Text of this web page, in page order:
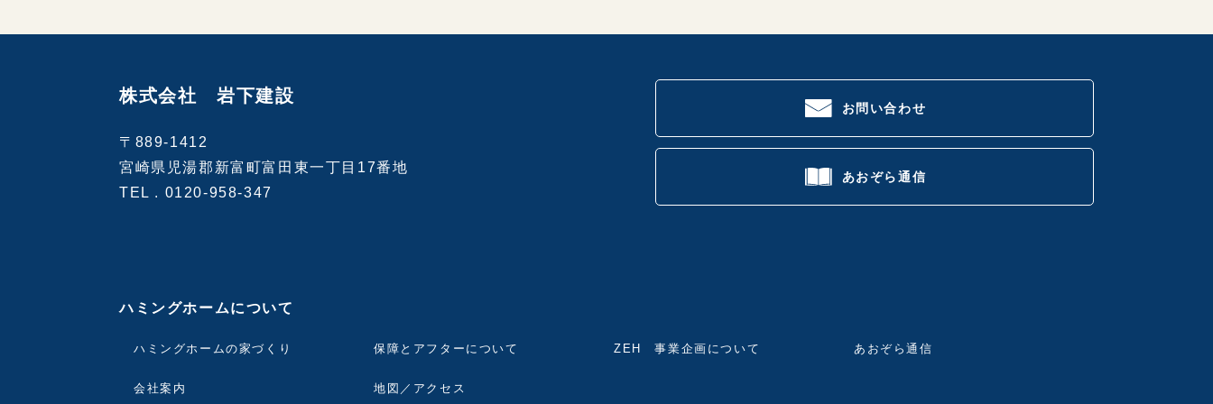
株式会社 岩下建設
〒889-1412
宮崎県児湯郡新富町富田東一丁目17番地
TEL . 0120-958-347
お問い合わせ
あおぞら通信
ハミングホームについて
ハミングホームの家づくり 保障とアフターについて ZEH 事業企画について あおぞら通信
会社案内 地図／アクセス